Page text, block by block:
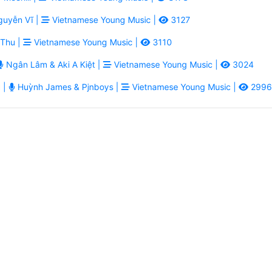
Vĩ | Vietnamese Young Music | 3127
| Vietnamese Young Music | 3110
Ngân Lâm & Aki A Kiệt | Vietnamese Young Music | 3024
Huỳnh James & Pjnboys | Vietnamese Young Music | 2996